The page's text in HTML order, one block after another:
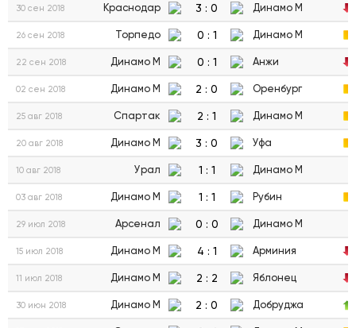
30 сен 2018 Краснодар 3 : 0 Динамо М
26 сен 2018 Торпедо 0 : 1 Динамо М
22 сен 2018 Динамо М 0 : 1 Анжи
02 сен 2018 Динамо М 2 : 0 Оренбург
25 авг 2018 Спартак 2 : 1 Динамо М
20 авг 2018 Динамо М 3 : 0 Уфа
10 авг 2018 Урал 1 : 1 Динамо М
03 авг 2018 Динамо М 1 : 1 Рубин
29 июл 2018 Арсенал 0 : 0 Динамо М
15 июл 2018 Динамо М 4 : 1 Арминия
11 июл 2018 Динамо М 2 : 2 Яблонец
30 июн 2018 Динамо М 2 : 0 Добруджа